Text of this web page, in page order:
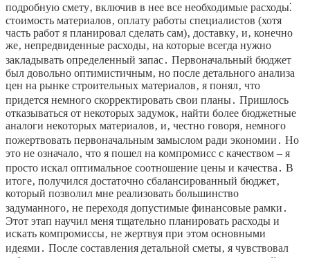
подробную смету‚ включив в нее все необходимые расходы⁚
стоимость материалов‚ оплату работы специалистов (хотя
часть работ я планировал сделать сам)‚ доставку‚ и‚ конечно
же‚ непредвиденные расходы‚ на которые всегда нужно
закладывать определенный запас․ Первоначальный бюджет
был довольно оптимистичным‚ но после детального анализа
цен на рынке строительных материалов‚ я понял‚ что
придется немного скорректировать свои планы․ Пришлось
отказываться от некоторых задумок‚ найти более бюджетные
аналоги некоторых материалов‚ и‚ честно говоря‚ немного
пожертвовать первоначальным замыслом ради экономии․ Но
это не означало‚ что я пошел на компромисс с качеством – я
просто искал оптимальное соотношение цены и качества․ В
итоге‚ получился достаточно сбалансированный бюджет‚
который позволил мне реализовать большинство
задуманного‚ не переходя допустимые финансовые рамки․
Этот этап научил меня тщательно планировать расходы и
искать компромиссы‚ не жертвуя при этом основными
идеями․ После составления детальной сметы‚ я чувствовал